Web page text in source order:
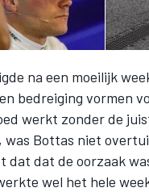
na een moeilijk
bedreiging vormen
werkt zonder de
was Bottas niet
dat dat de oorzaak
wel het hele